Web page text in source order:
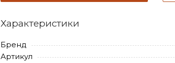
Характеристики
Бренд
Артикул